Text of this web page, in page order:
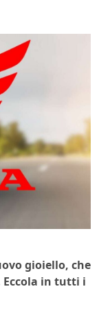
gioiello, che
in tutti i